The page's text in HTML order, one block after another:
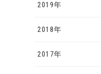
2019年
2018年
2017年